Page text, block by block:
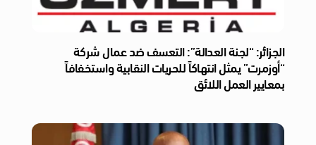
الجزائر: “لجنة العدالة”: التعسف ضد عمال شركة
“أوزمرت” يمثل انتهاكاً للحريات النقابية واستخفافاً
بمعايير العمل اللائق